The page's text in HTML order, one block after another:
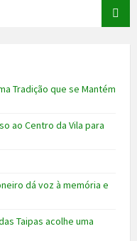
Tradição que se Mantém
ao Centro da Vila para
dá voz à memória e
Taipas acolhe uma